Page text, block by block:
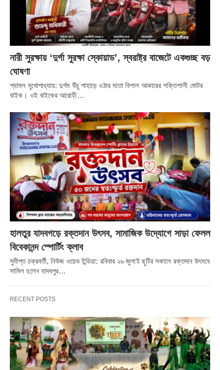
নারী সুরক্ষায় ‘দুর্গা সুরক্ষা স্কোয়াড’, স্বরাষ্ট্র বাজেটে একগুচ্ছ বড়
ঘোষণা
শ্যামল মুখোপাধ্যায়: দুর্গম উঁচু পাহাড়ে ওঠার মতো বিশাল আকারের শক্তিশালী মোটর
বাইক। ওই বাইকের আরোহী…
হালতুর যাদবগড়ে রক্তদান উৎসব, সামাজিক উদ্যোগে সাড়া ফেলল
বিবেকানন্দ স্পোর্টিং ক্লাব
সুদীপ্ত চক্রবর্তী, নিউজ ওয়েভ ইন্ডিয়া: রবিবার ২৬ জুলাই ছুটির সকালে রক্তদান উৎসবে
সামিল হলেন যাদবপুর…
RECENT POSTS